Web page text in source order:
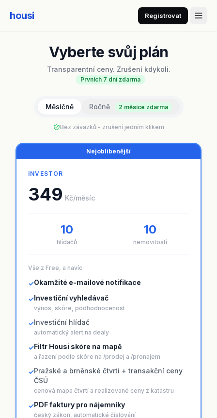
housi Registrovat
Vyberte svůj plán
Transparentní ceny. Zrušení kdykoli.
Prvních 7 dní zdarma
Měsíčně Ročně 2 měsíce zdarma
Bez závazků - zrušení jedním klikem
Nejoblíbenější
INVESTOR
349 Kč/měsíc
10
hlídačů
10
nemovitostí
Vše z Free, a navíc:
✓Okamžité e-mailové notifikace
✓Investiční vyhledávač
výnos, skóre, podhodnocenost
✓Investiční hlídač
automatický alert na dealy
✓Filtr Housi skóre na mapě
a řazení podle skóre na /prodej a /pronajem
✓Pražské a brněnské čtvrti + transakční ceny
ČSÚ
cenová mapa čtvrtí a realizované ceny z katastru
✓PDF faktury pro nájemníky
český zákon, automatické číslování